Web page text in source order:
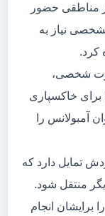
مناطقی حضور
نیاز به
کرد.
شخصی،
برای خاکسپاری
آمبولانس را
تمایل دارد که
منتقل شود.
برایشان انجام